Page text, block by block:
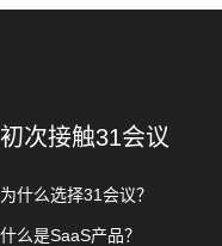
初次接触31会议
为什么选择31会议？
什么是SaaS产品？